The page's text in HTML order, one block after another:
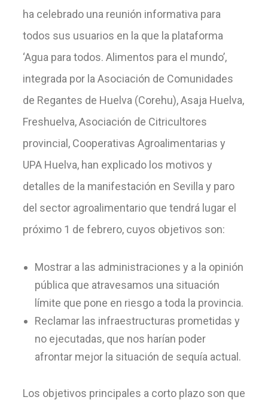
ha celebrado una reunión informativa para
todos sus usuarios en la que la plataforma
‘Agua para todos. Alimentos para el mundo’,
integrada por la Asociación de Comunidades
de Regantes de Huelva (Corehu), Asaja Huelva,
Freshuelva, Asociación de Citricultores
provincial, Cooperativas Agroalimentarias y
UPA Huelva, han explicado los motivos y
detalles de la manifestación en Sevilla y paro
del sector agroalimentario que tendrá lugar el
próximo 1 de febrero, cuyos objetivos son:
Mostrar a las administraciones y a la opinión
pública que atravesamos una situación
límite que pone en riesgo a toda la provincia.
Reclamar las infraestructuras prometidas y
no ejecutadas, que nos harían poder
afrontar mejor la situación de sequía actual.
Los objetivos principales a corto plazo son que